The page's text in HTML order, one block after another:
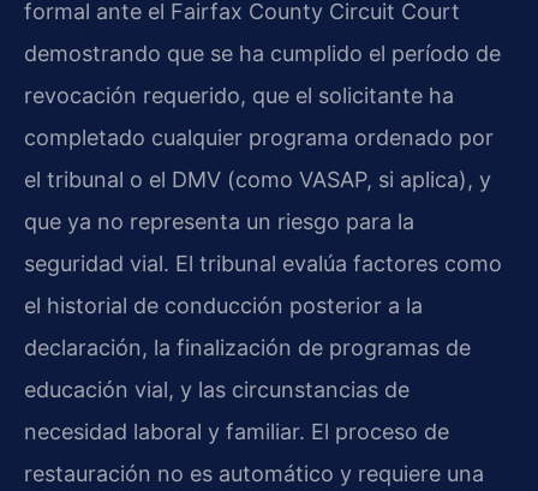
formal ante el Fairfax County Circuit Court
demostrando que se ha cumplido el período de
revocación requerido, que el solicitante ha
completado cualquier programa ordenado por
el tribunal o el DMV (como VASAP, si aplica), y
que ya no representa un riesgo para la
seguridad vial. El tribunal evalúa factores como
el historial de conducción posterior a la
declaración, la finalización de programas de
educación vial, y las circunstancias de
necesidad laboral y familiar. El proceso de
restauración no es automático y requiere una